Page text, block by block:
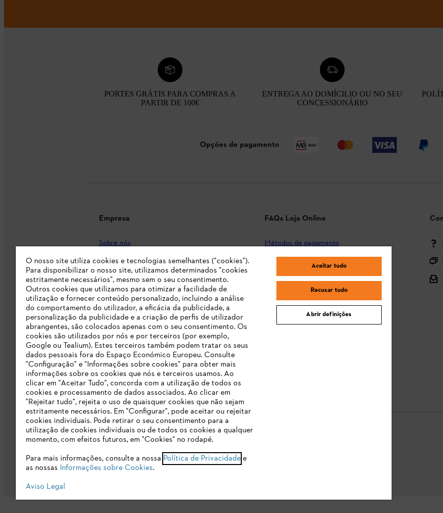
PORTES GRÁTIS PARA COMPRAS A
PARTIR DE 100€
ENTREGA AO DOMÍCILIO OU NO SEU
CONCESSIONÁRIO
Opções de pagamento
Empresa
Sobre nós
Imprensa
Carreira
Responsabilidade
Linha Integridade STIHL
Informação para fornecedores
Livro de Reclamações
Declaração de acessibilidade
FAQs Loja Online
Métodos de pagamento
Envio e entrega
Devolução
STIHL Orange Deals
Condições gerais de venda Proteção de Dados
O nosso site utiliza cookies e tecnologias semelhantes ("cookies").
Para disponibilizar o nosso site, utilizamos determinados "cookies
estritamente necessários", mesmo sem o seu consentimento.
Outros cookies que utilizamos para otimizar a facilidade de
utilização e fornecer conteúdo personalizado, incluindo a análise
do comportamento do utilizador, a eficácia da publicidade, a
personalização da publicidade e a criação de perfis de utilizador
abrangentes, são colocados apenas com o seu consentimento. Os
cookies são utilizados por nós e por terceiros (por exemplo,
Google ou Tealium). Estes terceiros também podem tratar os seus
dados pessoais fora do Espaço Económico Europeu. Consulte
"Configuração" e "Informações sobre cookies" para obter mais
informações sobre os cookies que nós e terceiros usamos. Ao
clicar em "Aceitar Tudo", concorda com a utilização de todos os
cookies e processamento de dados associados. Ao clicar em
"Rejeitar tudo", rejeita o uso de quaisquer cookies que não sejam
estritamente necessários. Em "Configurar", pode aceitar ou rejeitar
cookies individuais. Pode retirar o seu consentimento para a
utilização de cookies individuais ou de todos os cookies a qualquer
momento, com efeitos futuros, em "Cookies" no rodapé.
Para mais informações, consulte a nossa Política de Privacidadee
as nossas Informações sobre Cookies.
Aviso Legal
Aceitar tudo
Recusar tudo
Abrir definições